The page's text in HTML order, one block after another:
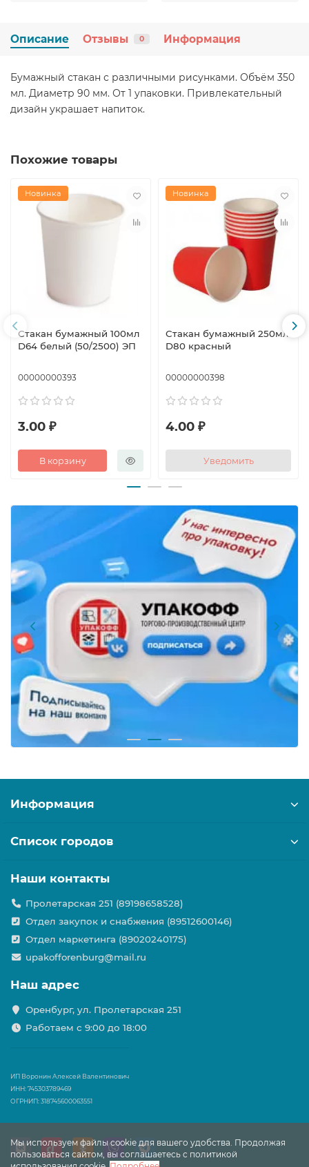
Описание Отзывы 0 Информация
Бумажный стакан с различными рисунками. Объём 350
мл. Диаметр 90 мм. От 1 упаковки. Привлекательный
дизайн украшает напиток.
Похожие товары
Новинка
Стакан бумажный 100мл
D64 белый (50/2500) ЭП
00000000393
3.00 ₽
В корзину
Новинка
Стакан бумажный 250мл
D80 красный
00000000398
4.00 ₽
Уведомить
Мы используем файлы cookie для вашего удобства. Продолжая
пользоваться сайтом, вы соглашаетесь с политикой
Информация
Список городов
Наши контакты
Пролетарская 251 (89198658528)
Отдел закупок и снабжения (89512600146)
Отдел маркетинга (89020240175)
upakofforenburg@mail.ru
Наш адрес
Оренбург, ул. Пролетарская 251
Работаем с 9:00 до 18:00
ИП Воронин Алексей Валентинович
ИНН: 745303789469
ОГРНИП: 318745600063551